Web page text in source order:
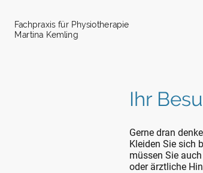
Fachpraxis für Physiotherapie
Martina Kemling
Ihr
Gerne dran
Kleiden Sie sich
müssen Sie
oder ärztliche